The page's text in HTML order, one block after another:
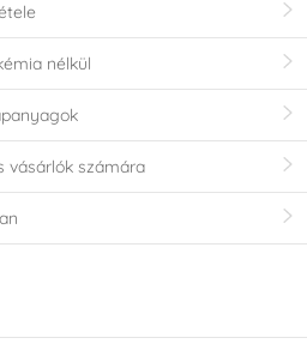
nélkül
vásárlók számára